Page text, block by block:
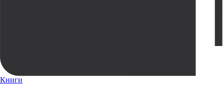
Книги